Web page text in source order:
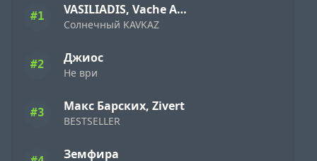
#1 VASILIADIS, Vache Amaryan
Солнечный KAVKAZ
#2 Джиос
Не ври
#3 Макс Барских, Zivert
BESTSELLER
Земфира